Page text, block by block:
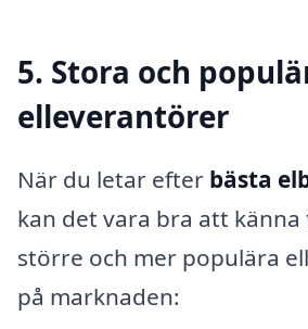
5. Stora och
elleverantörer
När du letar efter bästa
kan det vara bra att känna
större och mer populära
på marknaden: